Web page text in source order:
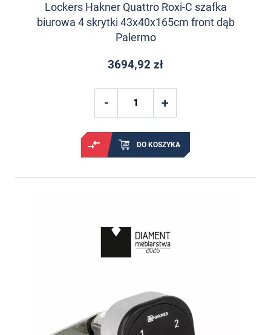
Lockers Hakner Quattro Roxi-C szafka
biurowa 4 skrytki 43x40x165cm front dąb
Palermo
3694,92 zł
DO KOSZYKA